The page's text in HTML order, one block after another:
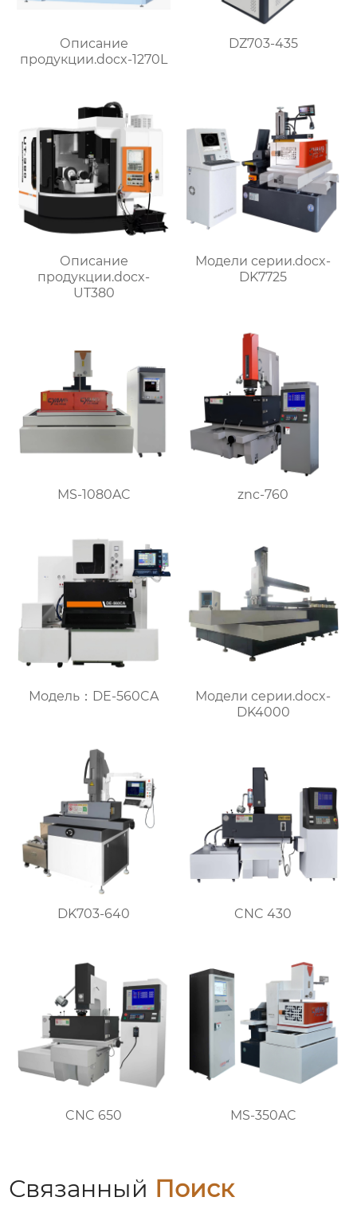
Описание
продукции.docx-1270L
DZ703-435
Описание
продукции.docx-
UT380
Модели серии.docx-
DK7725
MS-1080AC znc-760
Модель：DE-560CA
Модели серии.docx-
DK4000
DK703-640 CNC 430
CNC 650 MS-350AC
Связанный Поиск